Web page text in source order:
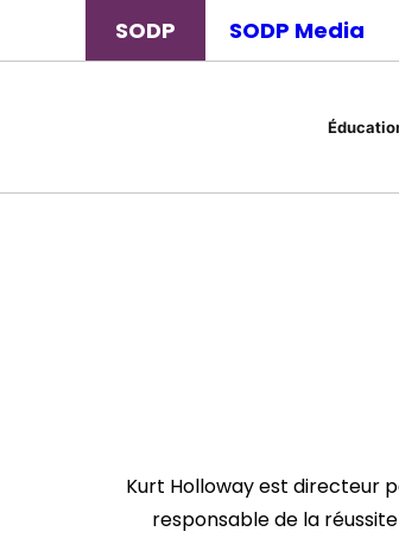
SODP SODP Media
Kurt Holloway est directeur
responsable de la